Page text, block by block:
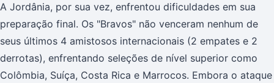
A Jordânia, por sua vez, enfrentou dificuldades em sua
preparação final. Os "Bravos" não venceram nenhum de
seus últimos 4 amistosos internacionais (2 empates e 2
derrotas), enfrentando seleções de nível superior como
Colômbia, Suíça, Costa Rica e Marrocos. Embora o ataque